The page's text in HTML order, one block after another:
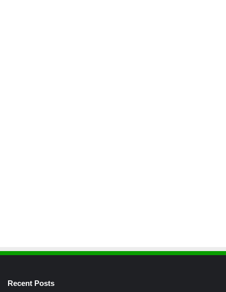
Recent Posts